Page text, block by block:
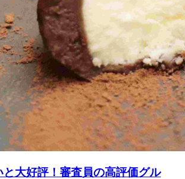
と大好評！審査員の高評価グル